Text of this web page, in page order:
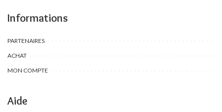
Informations
PARTENAIRES
ACHAT
MON COMPTE
Aide